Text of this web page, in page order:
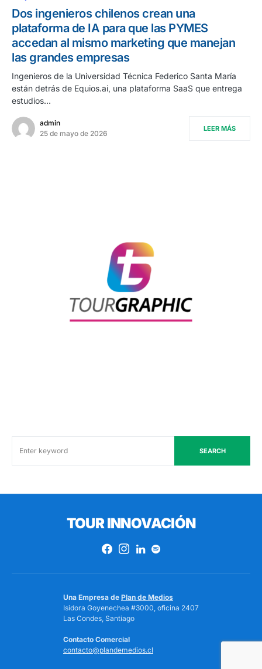
Dos ingenieros chilenos crean una
plataforma de IA para que las PYMES
accedan al mismo marketing que manejan
las grandes empresas
Ingenieros de la Universidad Técnica Federico Santa María
están detrás de Equios.ai, una plataforma SaaS que entrega
estudios…
admin
25 de mayo de 2026
LEER MÁS
SEARCH
TOUR INNOVACIÓN
Una Empresa de Plan de Medios
Isidora Goyenechea #3000, oficina 2407
Las Condes, Santiago
Contacto Comercial
contacto@plandemedios.cl